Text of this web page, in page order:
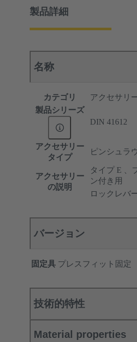
製品詳細
名称
カテゴリ
アクセサリ
製品シリーズ
DIN 41612
アクセサリー
タイプ
ピンシュラ
アクセサリー
の説明
タイプ E 、
ン付き用
ロックレバ
バージョン
固定具 プレスフィット固定
技術的特性
Material properties